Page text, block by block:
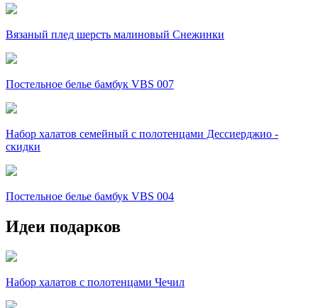
Вязаный плед шерсть малиновый Снежинки
Постельное белье бамбук VBS 007
Набор халатов семейный с полотенцами Дессиерджио -
скидки
Постельное белье бамбук VBS 004
Идеи подарков
Набор халатов с полотенцами Чечил